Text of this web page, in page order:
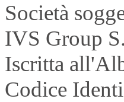
Società
IVS Group
Iscritta
Codice